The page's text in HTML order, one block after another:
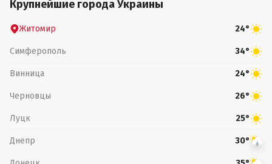
Крупнейшие города Украины
Житомир 24°
Симферополь 34°
Винница 24°
Черновцы 26°
Луцк 25°
Днепр 30°